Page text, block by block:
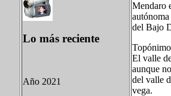
Lo más reciente
Año 2021
Mendaro
del Bajo
Topónimo
El valle
aunque
del valle
vega.